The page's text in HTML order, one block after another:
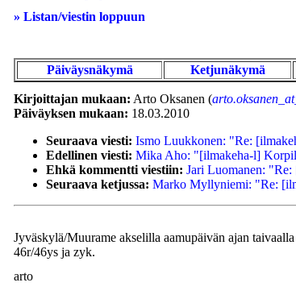
» Listan/viestin loppuun
Päiväysnäkymä Ketjunäkymä
Kirjoittajan mukaan: Arto Oksanen (
Päiväyksen mukaan: 18.03.2010
Seuraava viesti: Ismo Luukkonen: "Re:
Edellinen viesti: Mika Aho: "[ilmakeha-l]
Ehkä kommentti viestiin: Jari Luomanen:
Seuraava ketjussa: Marko Myllyniemi: "Re:
Jyväskylä/Muurame akselilla aamupäivän ajan
46r/46ys ja zyk.
arto